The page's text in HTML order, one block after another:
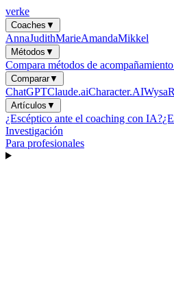
verke
Coaches ▼
AnnaJudithMarieAmandaMikkel
Métodos ▼
Compara métodos de
Comparar▼
ChatGPTClaude.aiCharacter.AIWysa
Artículos ▼
¿Escéptico ante el coaching con IA?
Investigación
Para profesionales